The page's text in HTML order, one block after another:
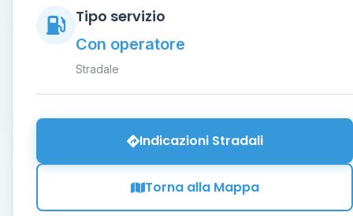
Tipo servizio
Con operatore
Stradale
Indicazioni Stradali
Torna alla Mappa